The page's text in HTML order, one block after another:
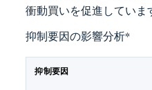
衝動買いを促進していま
抑制要因の影響分析*
抑制要因